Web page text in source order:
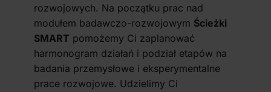
rozwojowych. Na początku prac nad
modułem badawczo-rozwojowym Ścieżki
SMART pomożemy Ci zaplanować
harmonogram działań i podział etapów na
badania przemysłowe i eksperymentalne
prace rozwojowe. Udzielimy Ci